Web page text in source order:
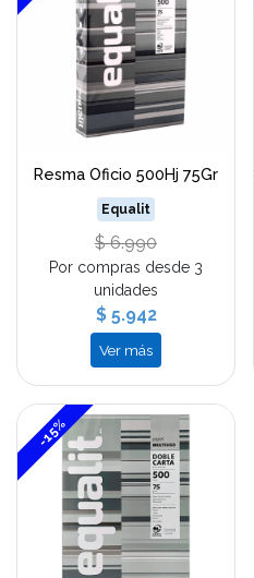
Resma Oficio 500Hj 75Gr
Equalit
$ 6.990
Por compras desde 3
unidades
$ 5.942
Ver más
-15%